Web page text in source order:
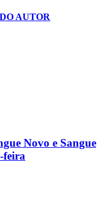
AUTOR
Novo e Sangue
feira